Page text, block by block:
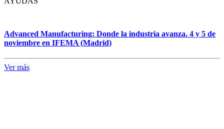
Advanced Manufacturing: Donde la industria avanza. 4 y 5 de
noviembre en IFEMA (Madrid)
Ver más